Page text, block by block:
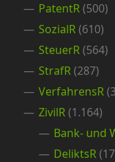
PatentR(500)
SozialR(610)
SteuerR(564)
StrafR(287)
VerfahrensR
ZivilR(1.164)
Bank- und
DeliktsR